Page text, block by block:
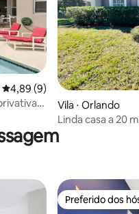
4,89 de uma avaliação
4,89 (9)
Vila ⋅ Orlando
Linda casa a 20
temáticos
Preferido dos
Preferido dos